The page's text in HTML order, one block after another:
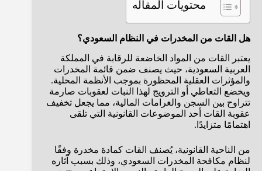
محتويات المقاله
هل القات من المخدرات في النظام السعودي؟
يعتبر القات من المواد الخاضعة للرقابة في المملكة
العربية السعودية، حيث يصنف ضمن قائمة المخدرات
والمؤثرات العقلية المحظورة بموجب الأنظمة المحلية.
ويخضع التعاطي أو الترويج لهذا النبات لعقوبات صارمة
تتراوح بين السجن والغرامات المالية، مما يجعل تخفيف
عقوبة القات أحد الموضوعات القانونية التي تلقى
اهتمامًا متزايدًا.
من الناحية القانونية، يُصنف القات كمادة مخدرة وفقًا
لنظام مكافحة المخدرات السعودي، وذلك بسبب آثاره